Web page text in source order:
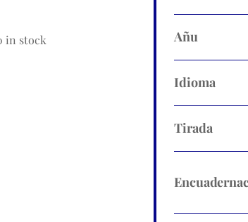
in stock Añu
Idioma
Tirada